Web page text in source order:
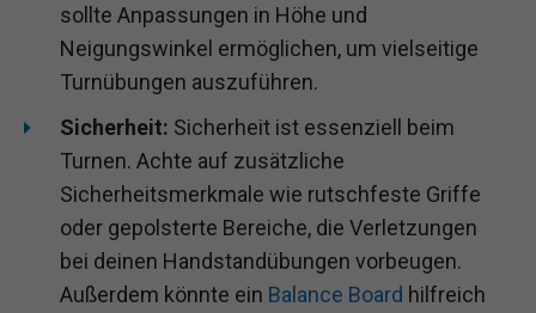
sollte Anpassungen in Höhe und
Neigungswinkel ermöglichen, um vielseitige
Turnübungen auszuführen.
Sicherheit: Sicherheit ist essenziell beim
Turnen. Achte auf zusätzliche
Sicherheitsmerkmale wie rutschfeste Griffe
oder gepolsterte Bereiche, die Verletzungen
bei deinen Handstandübungen vorbeugen.
Außerdem könnte ein Balance Board hilfreich